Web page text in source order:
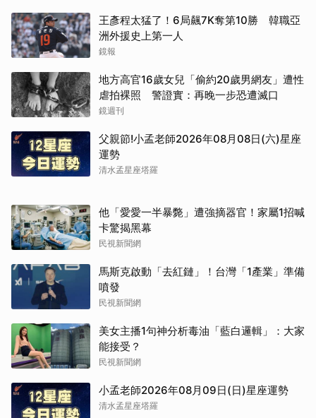
王彥程太猛了！6局飆7K奪第10勝 韓職亞
洲外援史上第一人
鏡報
地方高官16歲女兒「偷約20歲男網友」遭性
虐拍裸照 警證實：再晚一步恐遭滅口
鏡週刊
父親節!小孟老師2026年08月08日(六)星座
運勢
清水孟星座塔羅
他「愛愛一半暴斃」遭強摘器官！家屬1招喊
卡驚揭黑幕
民視新聞網
馬斯克啟動「去紅鏈」！台灣「1產業」準備
噴發
民視新聞網
美女主播1句神分析毒油「藍白邏輯」：大家
能接受？
民視新聞網
小孟老師2026年08月09日(日)星座運勢
清水孟星座塔羅